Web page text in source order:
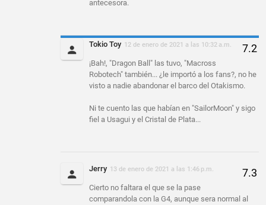
antecesora.
Tokio Toy 12 de enero de 2021 a las 10:32 a.m.
¡Bah!, "Dragon Ball" las tuvo, "Macross
Robotech" también... ¿le importó a los fans?, no he
visto a nadie abandonar el barco del Otakismo.
Ni te cuento las que habían en "SailorMoon" y sigo
fiel a Usagui y el Cristal de Plata...
Jerry 13 de enero de 2021 a las 1:46 p.m.
Cierto no faltara el que se la pase
comparandola con la G4, aunque sera normal al